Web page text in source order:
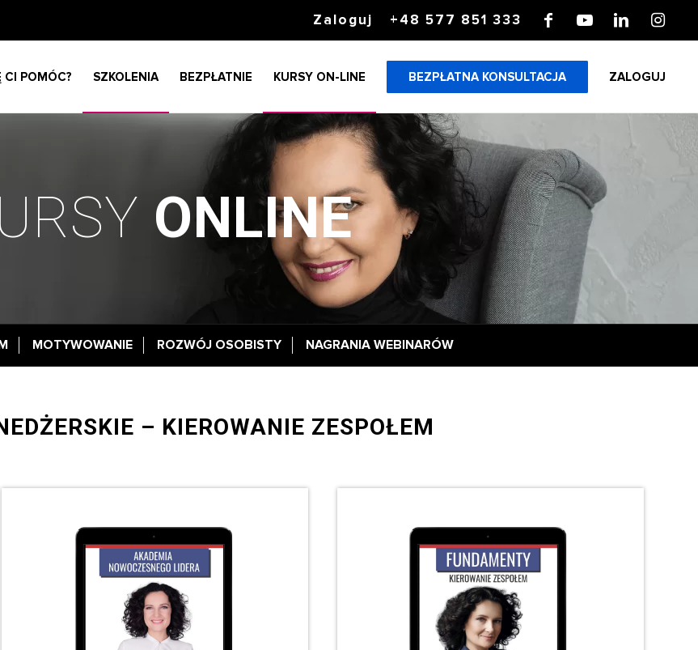
Zaloguj +48 577 851 333
CI POMÓC? SZKOLENIA BEZPŁATNIE KURSY ON-LINE BEZPŁATNA KONSULTACJA ZALOGUJ
ONLINE
MOTYWOWANIE ROZWÓJ OSOBISTY NAGRANIA WEBINARÓW
– KIEROWANIE ZESPOŁEM